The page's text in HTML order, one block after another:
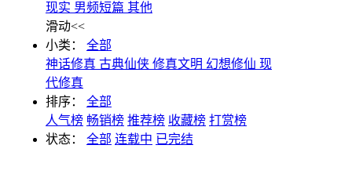
现实 男频短篇 其他
滑动<<
小类：
全部
神话修真 古典仙侠 修真文明 幻想修仙 现
代修真
排序：
全部
人气榜 畅销榜 推荐榜 收藏榜 打赏榜
状态：
全部 连载中 已完结